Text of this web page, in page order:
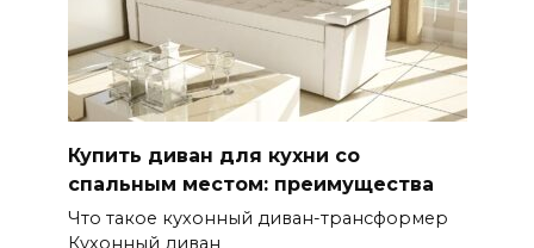
Купить диван для кухни со
спальным местом: преимущества
Что такое кухонный диван-трансформер
Кухонный диван